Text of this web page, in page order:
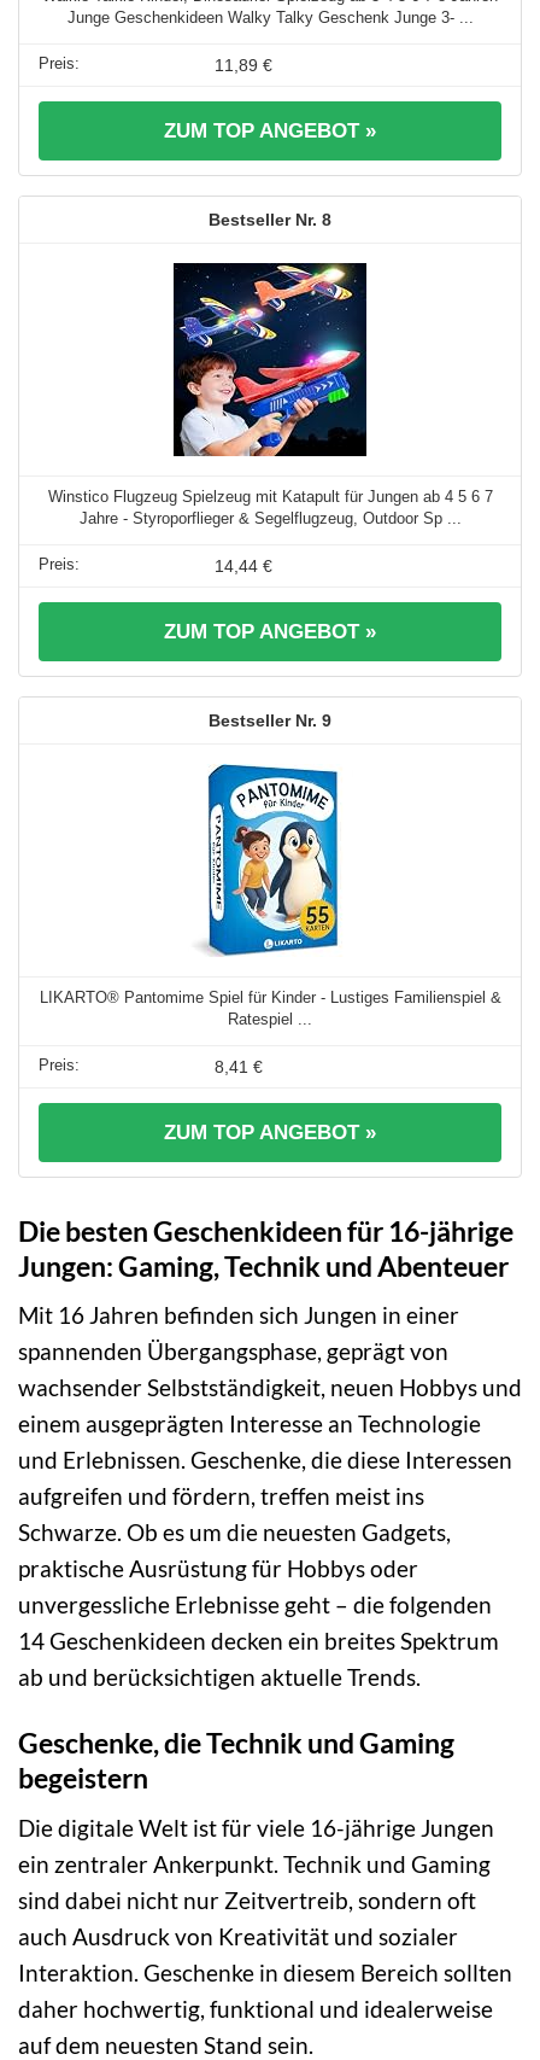
Junge Geschenkideen Walky Talky Geschenk Junge 3- ...
11,89 €
ZUM TOP ANGEBOT »
8
Winstico Flugzeug Spielzeug mit Katapult für Jungen ab 4 5 6 7
Jahre - Styroporflieger & Segelflugzeug, Outdoor Sp ...
14,44 €
ZUM TOP ANGEBOT »
9
LIKARTO® Pantomime Spiel für Kinder - Lustiges Familienspiel &
Ratespiel ...
8,41 €
ZUM TOP ANGEBOT »
Die besten Geschenkideen für 16-jährige
Jungen: Gaming, Technik und Abenteuer
Mit 16 Jahren befinden sich Jungen in einer
spannenden Übergangsphase, geprägt von
wachsender Selbstständigkeit, neuen Hobbys und
einem ausgeprägten Interesse an Technologie
und Erlebnissen. Geschenke, die diese Interessen
aufgreifen und fördern, treffen meist ins
Schwarze. Ob es um die neuesten Gadgets,
praktische Ausrüstung für Hobbys oder
unvergessliche Erlebnisse geht – die folgenden
14 Geschenkideen decken ein breites Spektrum
ab und berücksichtigen aktuelle Trends.
Geschenke, die Technik und Gaming
begeistern
Die digitale Welt ist für viele 16-jährige Jungen
ein zentraler Ankerpunkt. Technik und Gaming
sind dabei nicht nur Zeitvertreib, sondern oft
auch Ausdruck von Kreativität und sozialer
Interaktion. Geschenke in diesem Bereich sollten
daher hochwertig, funktional und idealerweise
auf dem neuesten Stand sein.